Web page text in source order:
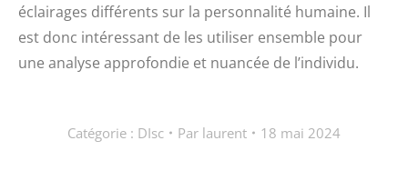
éclairages différents sur la personnalité humaine. Il
est donc intéressant de les utiliser ensemble pour
une analyse approfondie et nuancée de l’individu.
Catégorie : DIsc Par laurent 18 mai 2024